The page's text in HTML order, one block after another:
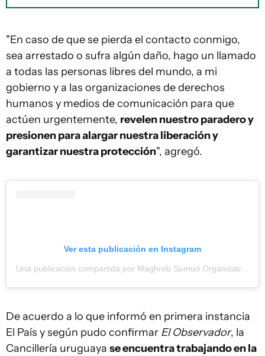
"En caso de que se pierda el contacto conmigo,
sea arrestado o sufra algún daño, hago un llamado
a todas las personas libres del mundo, a mi
gobierno y a las organizaciones de derechos
humanos y medios de comunicación para que
actúen urgentemente, revelen nuestro paradero y
presionen para alargar nuestra liberación y
garantizar nuestra protección", agregó.
Ver esta publicación en Instagram
Una publicación compartida por Maghreb Sumud Organisation (@maghreb_sumud_organisation)
De acuerdo a lo que informó en primera instancia
El País y según pudo confirmar El Observador, la
Cancillería uruguaya se encuentra trabajando en la